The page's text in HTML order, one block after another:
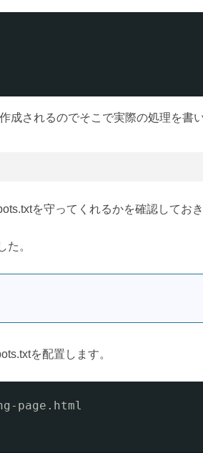
成されるのでそこで実際の処理を書
を守ってくれるかを確認しておき
た。
を配置します。
page.html